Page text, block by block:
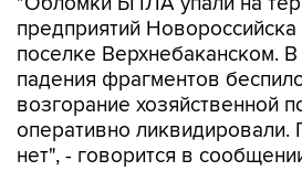
предприятий
поселке Верхнебаканском. В
падения фрагментов
возгорание хозяйственной
оперативно ликвидировали.
нет", - говорится в